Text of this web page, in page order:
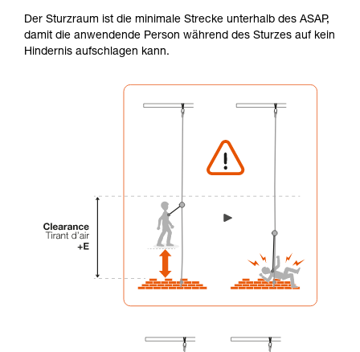
ziehen. Um diese Zusatzinformationen
verstehen zu können, müssen Sie zuerst die in
der Gebrauchsanweisung enthaltenen
Die Beherrschung dieser Techniken setzt eine
entsprechende Ausbildung und ein spezielles
Training voraus. Prüfen Sie zusammen mit
Vorgang alleine sicher zu wiederholen, bevor
Sie ihn eigenständig durchführen.
verbundenen Techniken. Möglicherweise gibt es
noch andere Techniken, die hier nicht
beschrieben werden.
Der Sturzraum ist die minimale Strecke unterhalb des ASAP,
damit die anwendende Person während des Sturzes auf kein
Hindernis aufschlagen kann.